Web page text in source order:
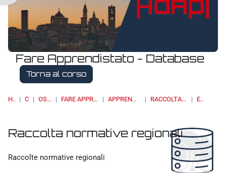
Fare Apprendistato - Database
Torna al corso
HOME CORSI OSSERVATORI FARE APPRENDISTATO - DATABASE APPRENDISTATO DI III LIVELLO RACCOLTA NORMATIVE REGIONALI ELENCO
Raccolta normative regionali
Raccolte normative regionali